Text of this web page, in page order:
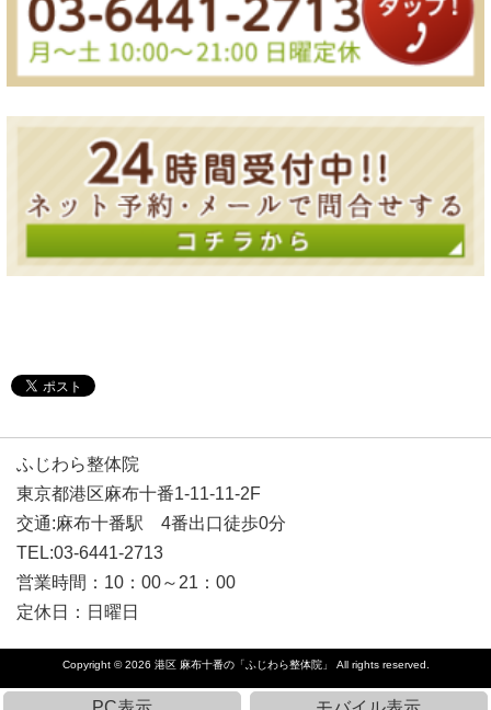
ふじわら整体院
東京都港区麻布十番1-11-11-2F
交通:麻布十番駅 4番出口徒歩0分
TEL:03-6441-2713
営業時間：10：00～21：00
定休日：日曜日
Copyright © 2026 港区 麻布十番の「ふじわら整体院」 All rights reserved.